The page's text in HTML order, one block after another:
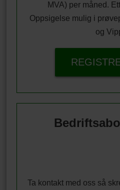
MVA) per måned.
Oppsigelse mulig i
og
Ta kontakt med oss så